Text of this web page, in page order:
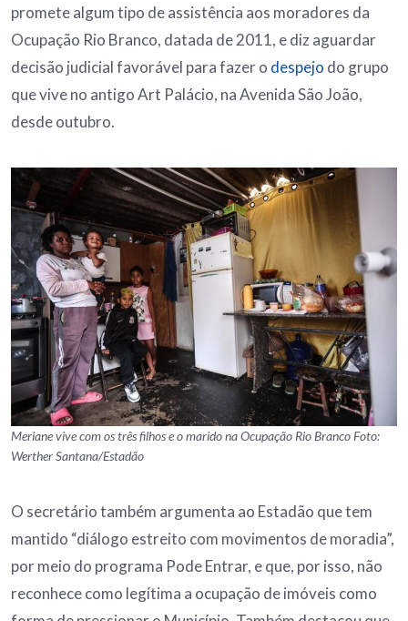
promete algum tipo de assistência aos moradores da
Ocupação Rio Branco, datada de 2011, e diz aguardar
decisão judicial favorável para fazer o despejo do grupo
que vive no antigo Art Palácio, na Avenida São João,
desde outubro.
Meriane vive com os três filhos e o marido na Ocupação Rio Branco Foto:
Werther Santana/Estadão
O secretário também argumenta ao Estadão que tem
mantido “diálogo estreito com movimentos de moradia”,
por meio do programa Pode Entrar, e que, por isso, não
reconhece como legítima a ocupação de imóveis como